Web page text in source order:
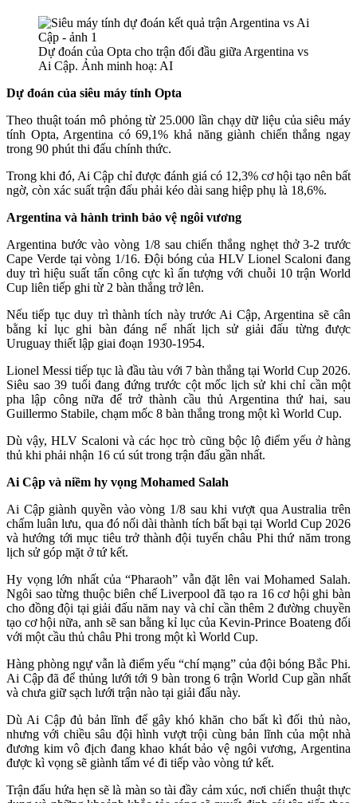
Dự đoán của Opta cho trận đối đầu giữa Argentina vs
Ai Cập. Ảnh minh hoạ: AI
Dự đoán của siêu máy tính Opta
Theo thuật toán mô phỏng từ 25.000 lần chạy dữ liệu của siêu máy
tính Opta, Argentina có 69,1% khả năng giành chiến thắng ngay
trong 90 phút thi đấu chính thức.
Trong khi đó, Ai Cập chỉ được đánh giá có 12,3% cơ hội tạo nên bất
ngờ, còn xác suất trận đấu phải kéo dài sang hiệp phụ là 18,6%.
Argentina và hành trình bảo vệ ngôi vương
Argentina bước vào vòng 1/8 sau chiến thắng nghẹt thở 3-2 trước
Cape Verde tại vòng 1/16. Đội bóng của HLV Lionel Scaloni đang
duy trì hiệu suất tấn công cực kì ấn tượng với chuỗi 10 trận World
Cup liên tiếp ghi từ 2 bàn thắng trở lên.
Nếu tiếp tục duy trì thành tích này trước Ai Cập, Argentina sẽ cân
bằng kỉ lục ghi bàn đáng nể nhất lịch sử giải đấu từng được
Uruguay thiết lập giai đoạn 1930-1954.
Lionel Messi tiếp tục là đầu tàu với 7 bàn thắng tại World Cup 2026.
Siêu sao 39 tuổi đang đứng trước cột mốc lịch sử khi chỉ cần một
pha lập công nữa để trở thành cầu thủ Argentina thứ hai, sau
Guillermo Stabile, chạm mốc 8 bàn thắng trong một kì World Cup.
Dù vậy, HLV Scaloni và các học trò cũng bộc lộ điểm yếu ở hàng
thủ khi phải nhận 16 cú sút trong trận đấu gần nhất.
Ai Cập và niềm hy vọng Mohamed Salah
Ai Cập giành quyền vào vòng 1/8 sau khi vượt qua Australia trên
chấm luân lưu, qua đó nối dài thành tích bất bại tại World Cup 2026
và hướng tới mục tiêu trở thành đội tuyển châu Phi thứ năm trong
lịch sử góp mặt ở tứ kết.
Hy vọng lớn nhất của “Pharaoh” vẫn đặt lên vai Mohamed Salah.
Ngôi sao từng thuộc biên chế Liverpool đã tạo ra 16 cơ hội ghi bàn
cho đồng đội tại giải đấu năm nay và chỉ cần thêm 2 đường chuyền
tạo cơ hội nữa, anh sẽ san bằng kỉ lục của Kevin-Prince Boateng đối
với một cầu thủ châu Phi trong một kì World Cup.
Hàng phòng ngự vẫn là điểm yếu “chí mạng” của đội bóng Bắc Phi.
Ai Cập đã để thủng lưới tới 9 bàn trong 6 trận World Cup gần nhất
và chưa giữ sạch lưới trận nào tại giải đấu này.
Dù Ai Cập đủ bản lĩnh để gây khó khăn cho bất kì đối thủ nào,
nhưng với chiều sâu đội hình vượt trội cùng bản lĩnh của một nhà
đương kim vô địch đang khao khát bảo vệ ngôi vương, Argentina
được kì vọng sẽ giành tấm vé đi tiếp vào vòng tứ kết.
Trận đấu hứa hẹn sẽ là màn so tài đầy cảm xúc, nơi chiến thuật thực